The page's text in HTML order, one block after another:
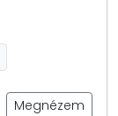
Megnézem